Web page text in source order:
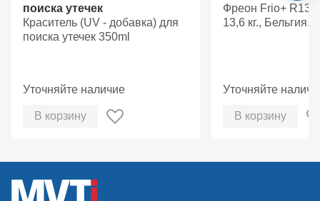
поиска утечек
Краситель (UV - добавка) для
поиска утечек 350ml
Уточняйте наличие
В корзину
Фреон Frio+
13,6 кг., Бельгия.
Уточняйте
В корзину